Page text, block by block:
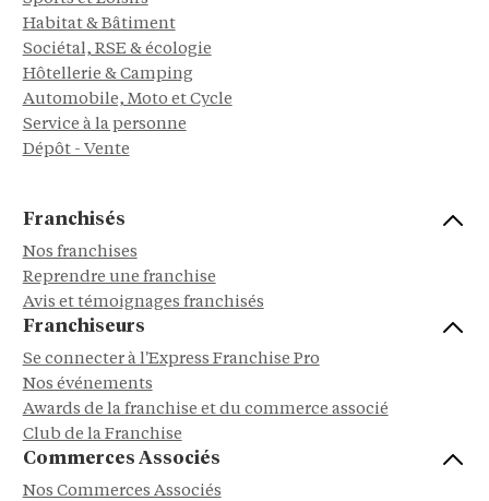
Habitat & Bâtiment
Sociétal, RSE & écologie
Hôtellerie & Camping
Automobile, Moto et Cycle
Service à la personne
Dépôt - Vente
Franchisés
Nos franchises
Reprendre une franchise
Avis et témoignages franchisés
Franchiseurs
Se connecter à l'Express Franchise Pro
Nos événements
Awards de la franchise et du commerce associé
Club de la Franchise
Commerces Associés
Nos Commerces Associés